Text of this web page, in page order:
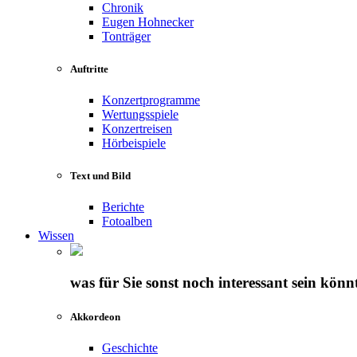
Chronik
Eugen Hohnecker
Tonträger
Auftritte
Konzertprogramme
Wertungsspiele
Konzertreisen
Hörbeispiele
Text und Bild
Berichte
Fotoalben
Wissen
was für Sie sonst noch interessant sein
Akkordeon
Geschichte